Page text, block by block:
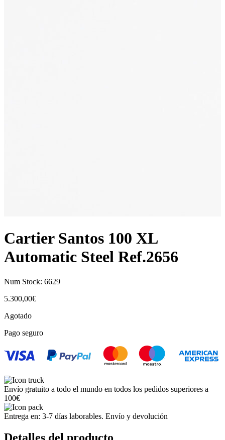
Cartier Santos 100 XL
Automatic Steel Ref.2656
Num Stock: 6629
5.300,00€
Agotado
Pago seguro
Envío gratuito a todo el mundo en todos los pedidos superiores a
100€
Entrega en: 3-7 días laborables. Envío y devolución
Detalles del producto